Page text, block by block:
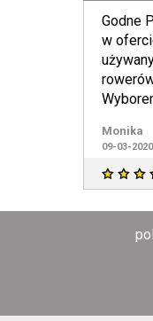
Godne
w
Monika
09-03-